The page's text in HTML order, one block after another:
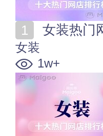
女装热门
女装
1w+